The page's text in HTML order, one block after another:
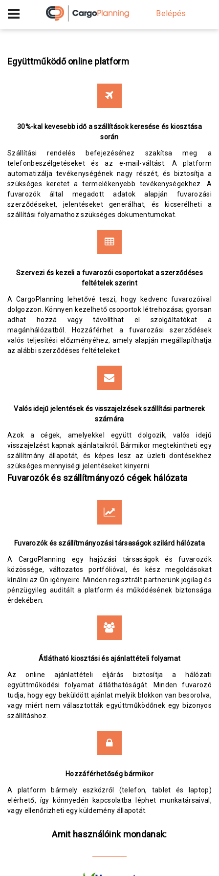
+40 756 628 230 Belépés
Együttműködő online platform
30%-kal kevesebb idő a szállítások keresése és kiosztása
során
Szállítási rendelés befejezéséhez szakítsa meg a
telefonbeszélgetéseket és az e-mail-váltást. A platform
automatizálja tevékenységének nagy részét, és biztosítja a
szükséges keretet a termelékenyebb tevékenységekhez. A
fuvarozók által megadott adatok alapján fuvarozási
szerződéseket, jelentéseket generálhat, és kicserélheti a
szállítási folyamathoz szükséges dokumentumokat.
Szervezi és kezeli a fuvarozói csoportokat a szerződéses
feltételek szerint
A CargoPlanning lehetővé teszi, hogy kedvenc fuvarozóival
dolgozzon. Könnyen kezelhető csoportok létrehozása; gyorsan
adhat hozzá vagy távolíthat el szolgáltatókat a
magánhálózatból. Hozzáférhet a fuvarozási szerződések
valós teljesítési előzményéhez, amely alapján megállapíthatja
az alábbi szerződéses feltételeket
Valós idejű jelentések és visszajelzések szállítási partnerek
számára
Azok a cégek, amelyekkel együtt dolgozik, valós idejű
visszajelzést kapnak ajánlataikról. Bármikor megtekintheti egy
szállítmány állapotát, és képes lesz az üzleti döntésekhez
szükséges mennyiségi jelentéseket kinyerni.
Fuvarozók és szállítmányozó cégek hálózata
Fuvarozók és szállítmányozási társaságok szilárd hálózata
A CargoPlanning egy hajózási társaságok és fuvarozók
közössége, változatos portfólióval, és kész megoldásokat
kínálni az Ön igényeire. Minden regisztrált partnerünk jogilag és
pénzügyileg auditált a platform és működésének biztonsága
érdekében.
Átlátható kiosztási és ajánlattételi folyamat
Az online ajánlattételi eljárás biztosítja a hálózati
együttműködési folyamat átláthatóságát. Minden fuvarozó
tudja, hogy egy beküldött ajánlat melyik blokkon van besorolva,
vagy miért nem választották együttműködőnek egy bizonyos
szállításhoz.
Hozzáférhetőség bármikor
A platform bármely eszközről (telefon, tablet és laptop)
elérhető, így könnyedén kapcsolatba léphet munkatársaival,
vagy ellenőrizheti egy küldemény állapotát.
Amit használóink mondanak: